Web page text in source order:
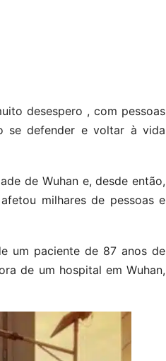
desespero , com pessoas
se defender e voltar à vida
de Wuhan e, desde então,
milhares de pessoas e
um paciente de 87 anos de
de um hospital em Wuhan,